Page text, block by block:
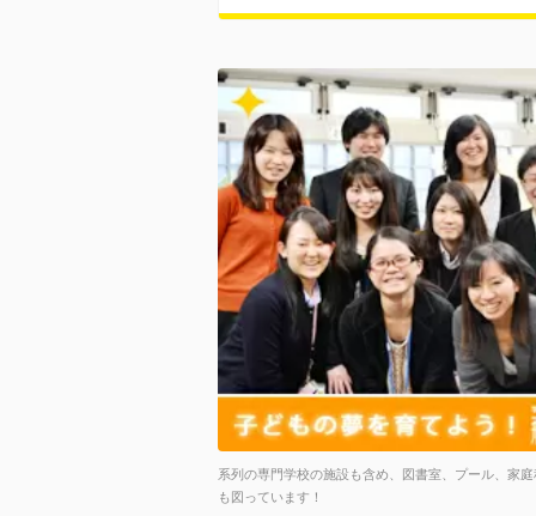
系列の専門学校の施設も含め、図書室、プール、家
も図っています！